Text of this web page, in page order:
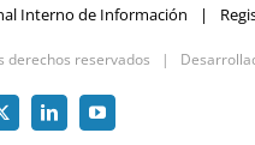
Interno de Información
reservados |
X LinkedInYouTube